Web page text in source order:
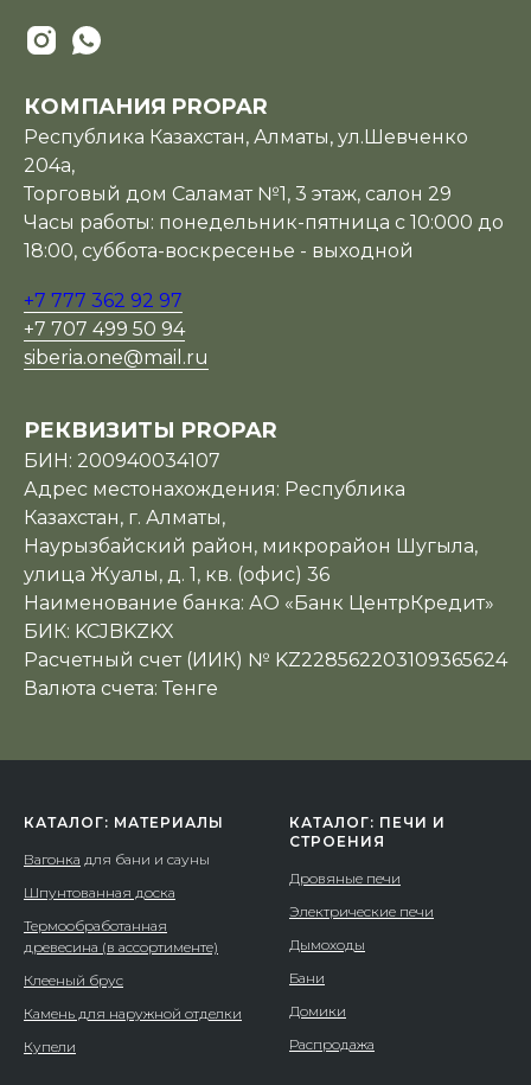
КОМПАНИЯ PROPAR
Республика Казахстан, Алматы, ул.Шевченко
204а,
Торговый дом Саламат №1, 3 этаж, салон 29
Часы работы: понедельник-пятница с 10:000 до
18:00, суббота-воскресенье - выходной
+7 777 362 92 97
+7 707 499 50 94
siberia.one@mail.ru
РЕКВИЗИТЫ PROPAR
БИН: 200940034107
Адрес местонахождения: Республика
Казахстан, г. Алматы,
Наурызбайский район, микрорайон Шугыла,
улица Жуалы, д. 1, кв. (офис) 36
Наименование банка: АО «Банк ЦентрКредит»
БИК: KCJBKZKX
Расчетный счет (ИИК) № KZ228562203109365624
Валюта счета: Тенге
КАТАЛОГ: МАТЕРИАЛЫ
Вагонка для бани и сауны
Шпунтованная доска
Термообработанная
древесина (в ассортименте)
Клееный брус
Камень для наружной отделки
Купели
КАТАЛОГ: ПЕЧИ И
СТРОЕНИЯ
Дровяные печи
Электрические печи
Дымоходы
Бани
Домики
Распродажа